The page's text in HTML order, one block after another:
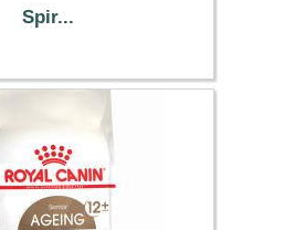
Spir...
7.99 €